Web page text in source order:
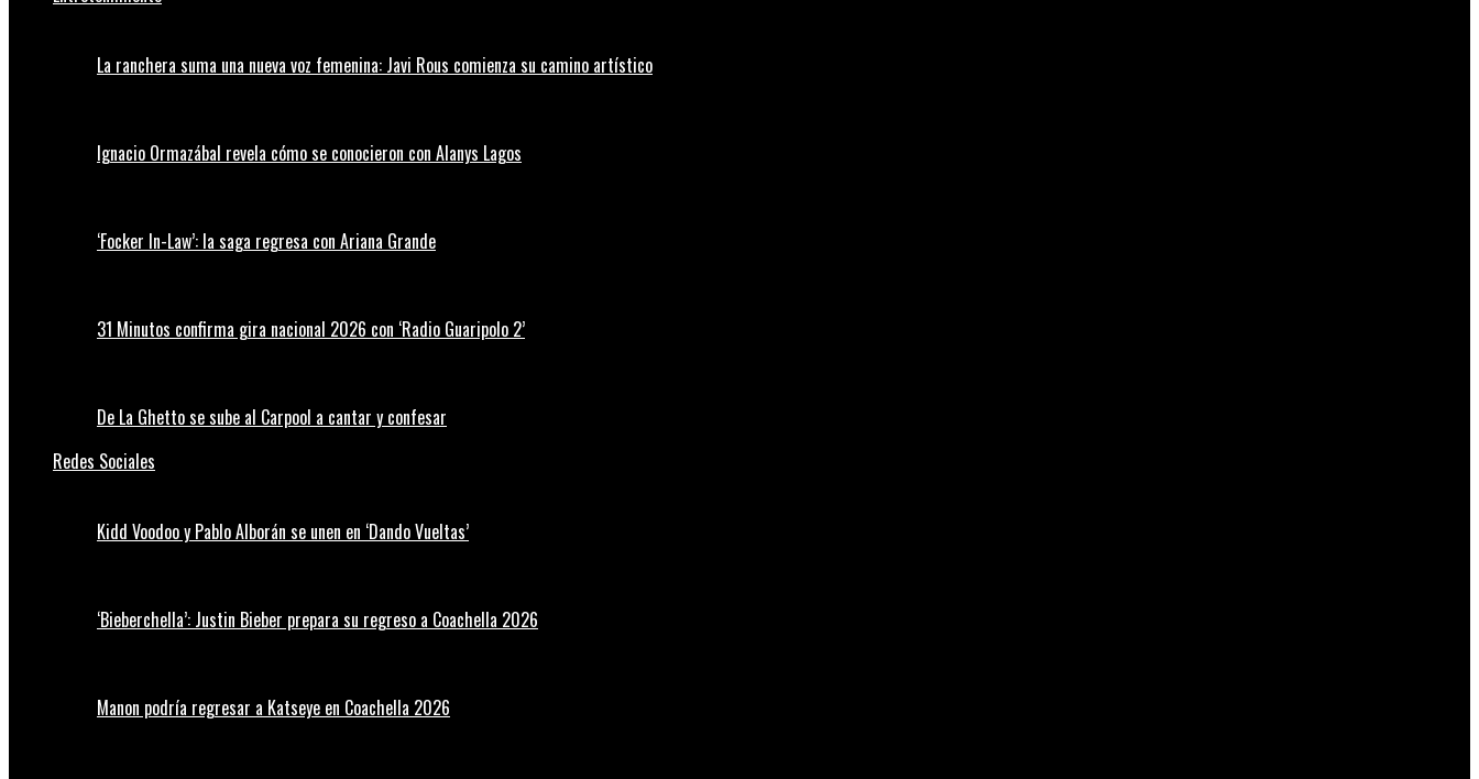
La ranchera suma una nueva voz femenina: Javi Rous comienza su camino artístico
Ignacio Ormazábal revela cómo se conocieron con Alanys Lagos
‘Focker In-Law’: la saga regresa con Ariana Grande
31 Minutos confirma gira nacional 2026 con ‘Radio Guaripolo 2’
De La Ghetto se sube al Carpool a cantar y confesar
Redes Sociales
Kidd Voodoo y Pablo Alborán se unen en ‘Dando Vueltas’
‘Bieberchella’: Justin Bieber prepara su regreso a Coachella 2026
Manon podría regresar a Katseye en Coachella 2026